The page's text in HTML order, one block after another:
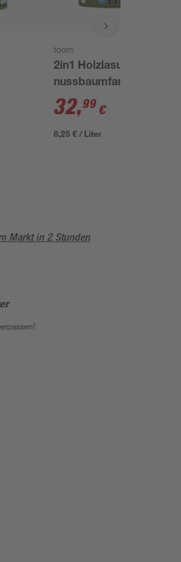
toom
2in1 Holzlasur
nussbaumfarben
dunkel 4 l
32,99 €
8,25 € / Liter
Markt in 2 Stunden